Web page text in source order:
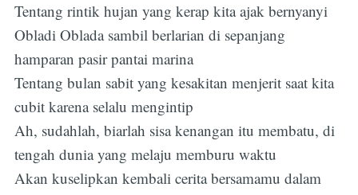
Tentang rintik hujan yang kerap kita ajak bernyanyi
Obladi Oblada sambil berlarian di sepanjang
hamparan pasir pantai marina
Tentang bulan sabit yang kesakitan menjerit saat kita
cubit karena selalu mengintip
Ah, sudahlah, biarlah sisa kenangan itu membatu, di
tengah dunia yang melaju memburu waktu
Akan kuselipkan kembali cerita bersamamu dalam